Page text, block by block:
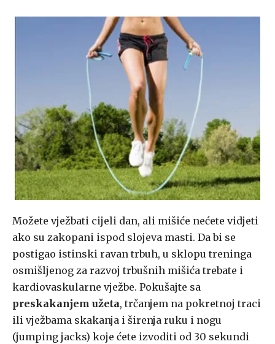
Možete vježbati cijeli dan, ali mišiće nećete vidjeti
ako su zakopani ispod slojeva masti. Da bi se
postigao istinski ravan trbuh, u sklopu treninga
osmišljenog za razvoj trbušnih mišića trebate i
kardiovaskularne vježbe. Pokušajte sa
preskakanjem užeta, trčanjem na pokretnoj traci
ili vježbama skakanja i širenja ruku i nogu
(jumping jacks) koje ćete izvoditi od 30 sekundi